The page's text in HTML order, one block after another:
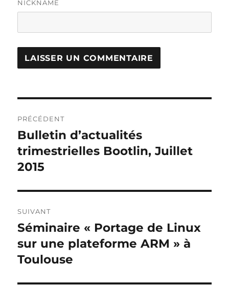
NICKNAME
de
l’article
PRÉCÉDENT
Publication
précédente :
Bulletin d’actualités
trimestrielles Bootlin, Juillet
2015
SUIVANT
Publication
suivante :
Séminaire « Portage de Linux
sur une plateforme ARM » à
Toulouse